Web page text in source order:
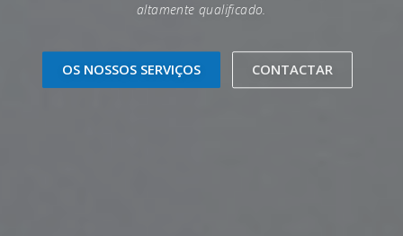
altamente qualificado.
OS NOSSOS SERVIÇOS CONTACTAR